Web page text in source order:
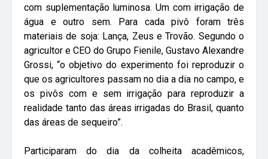
com suplementação luminosa. Um com irrigação de
água e outro sem. Para cada pivô foram três
materiais de soja: Lança, Zeus e Trovão. Segundo o
agricultor e CEO do Grupo Fienile, Gustavo Alexandre
Grossi, “o objetivo do experimento foi reproduzir o
que os agricultores passam no dia a dia no campo, e
os pivôs com e sem irrigação para reproduzir a
realidade tanto das áreas irrigadas do Brasil, quanto
das áreas de sequeiro”.
Participaram do dia da colheita acadêmicos,